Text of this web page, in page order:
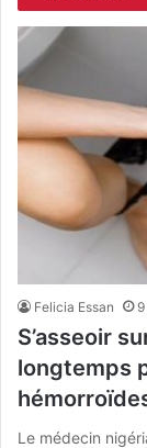
Felicia Essan
S’asseoir
longtemps
Le médecin